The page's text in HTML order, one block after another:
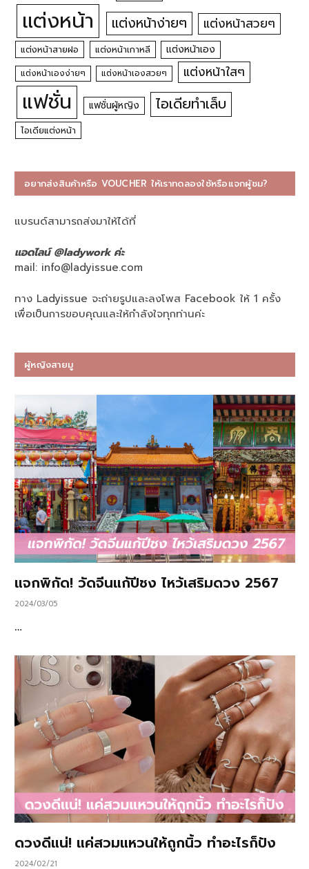
แต่งหน้า แต่งหน้าง่ายๆ แต่งหน้าสวยๆ
แต่งหน้าสายฝอ แต่งหน้าเกาหลี แต่งหน้าเอง
แต่งหน้าเองง่ายๆ แต่งหน้าเองสวยๆ แต่งหน้าใสๆ
แฟชั่น แฟชั่นผู้หญิง ไอเดียทำเล็บ
ไอเดียแต่งหน้า
อยากส่งสินค้าหรือ VOUCHER ให้เราทดลองใช้หรือแจกผู้ชม?
แบรนด์สามารถส่งมาให้ได้ที่
แอดไลน์ @ladywork ค่ะ
mail: info@ladyissue.com
ทาง Ladyissue จะถ่ายรูปและลงโพส Facebook ให้ 1 ครั้ง
เพื่อเป็นการขอบคุณและให้กำลังใจทุกท่านค่ะ
ผู้หญิงสายมู
แจกพิกัด! วัดจีนแก้ปีชง ไหว้เสริมดวง 2567
2024/03/05
…
ดวงดีแน่! แค่สวมแหวนให้ถูกนิ้ว ทำอะไรก็ปัง
2024/02/21